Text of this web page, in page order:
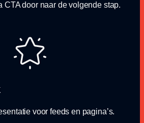
CTA door naar de volgende stap.
voor feeds en pagina’s.